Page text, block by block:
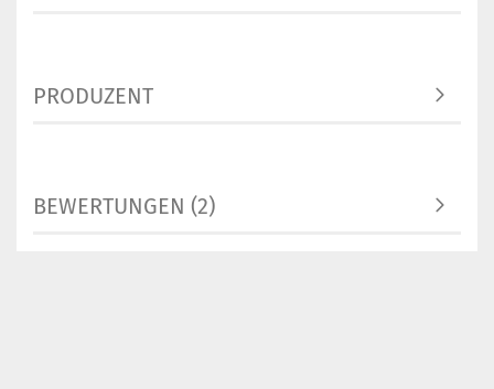
PRODUZENT
BEWERTUNGEN (2)